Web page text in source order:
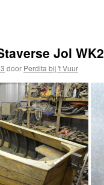
Jol WK2
door Perdita bij 't Vuur